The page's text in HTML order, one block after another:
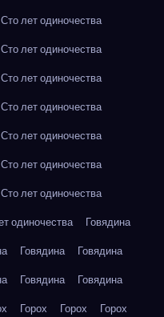
лет одиночества
лет одиночества
лет одиночества
лет одиночества
лет одиночества
лет одиночества
лет одиночества
одиночества
Говядина
Говядина
Говядина
Говядина
Говядина
Горох Горох
Горох